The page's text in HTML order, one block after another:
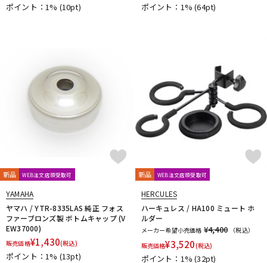
ポイント：1% (10pt) ポイント：1%(64pt)
新品 WEB注文店頭受取可
YAMAHA
ヤマハ / YTR-8335LAS 純正 フォス
ファーブロンズ製 ボトムキャップ (V
EW37000)
販売価格¥1,430(税込)
ポイント：1% (13pt)
新品 WEB注文店頭受取可
HERCULES
ハーキュレス / HA100 ミュート ホ
ルダー
メーカー希望小売価格 ¥4,400
（税込）
販売価格¥3,520(税込)
ポイント：1%(32pt)